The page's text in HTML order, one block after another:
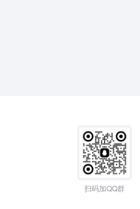
扫码加QQ群